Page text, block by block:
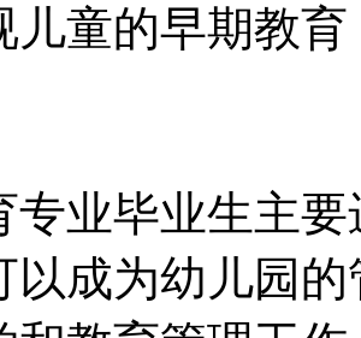
儿童的早期教
专业毕业生主
以成为幼儿园